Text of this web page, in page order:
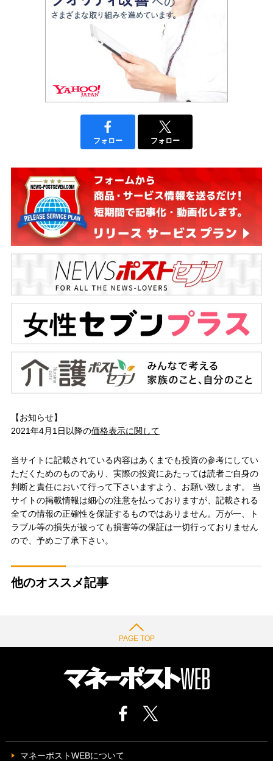
フォロー フォロー
【お知らせ】
2021年4月1日以降の価格表示に関して
当サイトに記載されている内容はあくまでも投資の参考にしてい
ただくためのものであり、実際の投資にあたっては読者ご自身の
判断と責任において行って下さいますよう、お願い致します。 当
サイトの掲載情報は細心の注意を払っておりますが、記載される
全ての情報の正確性を保証するものではありません。万が一、ト
ラブル等の損失が被っても損害等の保証は一切行っておりません
ので、予めご了承下さい。
他のオススメ記事
PAGE TOP
マネーポストWEBについて